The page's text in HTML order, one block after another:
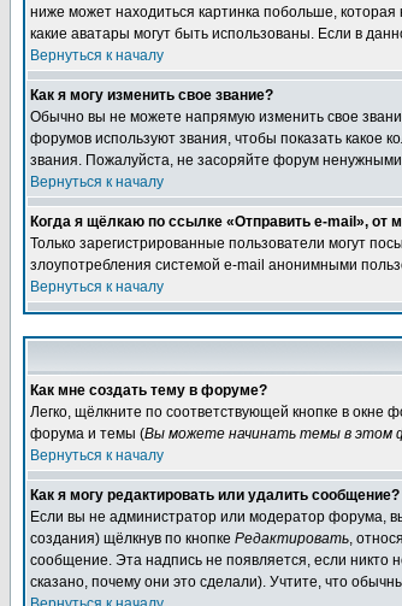
ниже может находиться картинка побольше,
какие аватары могут быть использованы. Если в
Вернуться к началу
Как я могу изменить свое звание?
Обычно вы не можете напрямую изменить свое
форумов используют звания, чтобы показать
звания. Пожалуйста, не засоряйте форум
Вернуться к началу
Когда я щёлкаю по ссылке «Отправить e-mail», от
Только зарегистрированные пользователи могут
злоупотребления системой e-mail анонимными
Вернуться к началу
Как мне создать тему в форуме?
Легко, щёлкните по соответствующей кнопке в
форума и темы (Вы можете начинать темы в этом
Вернуться к началу
Как я могу редактировать или удалить сообщение?
Если вы не администратор или модератор форума,
создания) щёлкнув по кнопке Редактировать,
сообщение. Эта надпись не появляется, если никто
сказано, почему они это сделали). Учтите, что